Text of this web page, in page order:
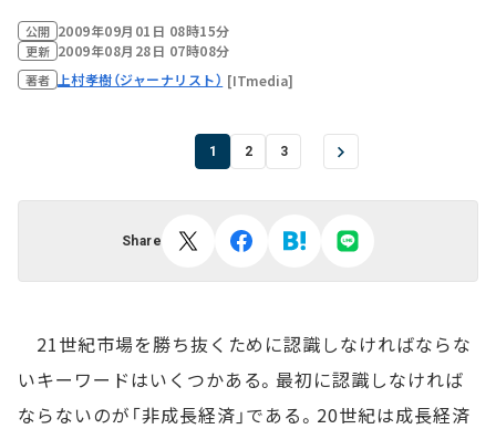
公開 2009年09月01日 08時15分
更新 2009年08月28日 07時08分
著者 上村孝樹（ジャーナリスト） [ITmedia]
1 2 3
Share
21世紀市場を勝ち抜くために認識しなければならな
いキーワードはいくつかある。最初に認識しなければ
ならないのが「非成長経済」である。20世紀は成長経済